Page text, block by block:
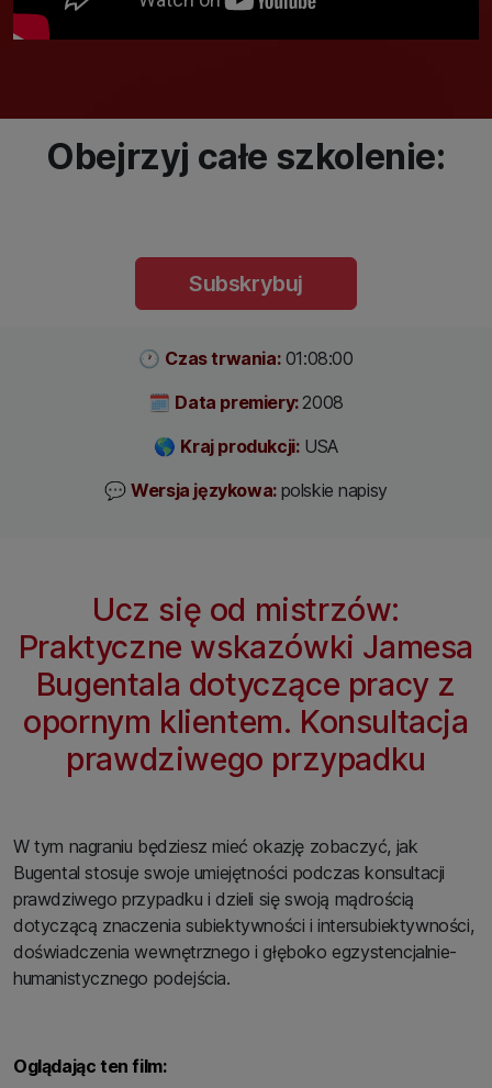
Obejrzyj całe szkolenie:
Subskrybuj
🕐 Czas trwania:01:08:00
🗓 Data premiery: 2008
🌎 Kraj produkcji:USA
💬Wersja językowa: polskie napisy
Ucz się od mistrzów:
Praktyczne wskazówki Jamesa
Bugentala dotyczące pracy z
opornym klientem. Konsultacja
prawdziwego przypadku
W tym nagraniu będziesz mieć okazję zobaczyć, jak
Bugental stosuje swoje umiejętności podczas konsultacji
prawdziwego przypadku i dzieli się swoją mądrością
dotyczącą znaczenia subiektywności i intersubiektywności,
doświadczenia wewnętrznego i głęboko egzystencjalnie-
humanistycznego podejścia.
Oglądając ten film: